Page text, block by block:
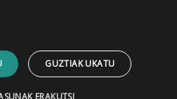
GUZTIAK UKATU
ERAKUTSI